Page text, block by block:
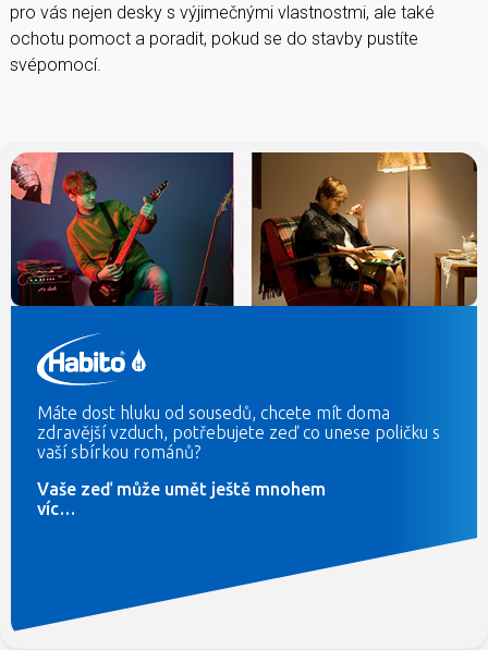
pro vás nejen desky s výjimečnými vlastnostmi, ale také
ochotu pomoct a poradit, pokud se do stavby pustíte
svépomocí.
Máte dost hluku od sousedů, chcete mít doma
zdravější vzduch, potřebujete zeď co unese poličku s
vaší sbírkou románů?
Vaše zeď může umět ještě mnohem
víc…